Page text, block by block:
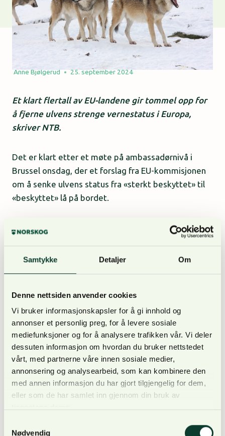
Samtykke Detaljer Om
Denne nettsiden anvender cookies
Vi bruker informasjonskapsler for å gi innhold og
annonser et personlig preg, for å levere sosiale
mediefunksjoner og for å analysere trafikken vår. Vi deler
dessuten informasjon om hvordan du bruker nettstedet
vårt, med partnerne våre innen sosiale medier,
annonsering og analysearbeid, som kan kombinere den
med annen informasjon du har gjort tilgjengelig for dem,
eller som de har samlet inn gjennom din bruk av
Nødvendig
Anne Bjølgerud 25. september 2024
Et klart flertall av EU-landene gir tommel opp for
å fjerne ulvens strenge vernestatus i Europa,
skriver NTB.
Det er klart etter et møte på ambassadørnivå i
Brussel onsdag, der et forslag fra EU-kommisjonen
om å senke ulvens status fra «sterkt beskyttet» til
«beskyttet» lå på bordet.
EU-landenes ambassadører gir tommel opp for
forslaget gjennom å gi klarsignal til å foreslå en
endring av den såkalte Bernkonvensjonen om
En formell beslutning ventes fra EUs ministerråd
torsdag.
Vedtaket vil trolig innebære at det kan bli lettere å
få tillatelse til ulvejakt i EU-land.
– Dette vil føre til at det blir lettere å forvalte
ulvebestanden, sier Sveriges landbruksminister